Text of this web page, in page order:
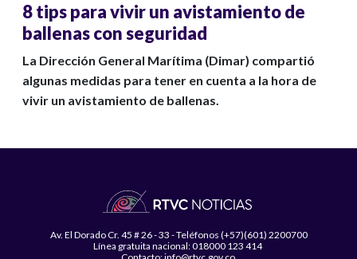
8 tips para vivir un avistamiento de
ballenas con seguridad
La Dirección General Marítima (Dimar) compartió
algunas medidas para tener en cuenta a la hora de
vivir un avistamiento de ballenas.
Av. El Dorado Cr. 45 # 26 - 33 - Teléfonos (+57)(601) 2200700
Línea gratuita nacional: 018000 123 414